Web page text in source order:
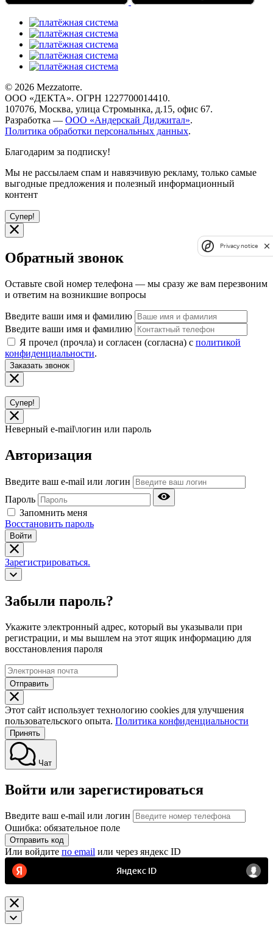
© 2026 Mezzatorre.
ООО «ДЕКТА». ОГРН 1227700014410.
107076, Москва, улица Стромынка, д.15, офис 67.
Разработка — ООО «Андерскай Диджитал».
Политика обработки персональных данных.
Благодарим за подписку!
Мы не рассылаем спам и навязчивую рекламу, только самые
выгодные предложения и полезный информационный
контент
Супер!
Обратный звонок
Оставьте свой номер телефона — мы сразу же вам перезвоним
и ответим на возникшие вопросы
Введите ваши имя и фамилию
Введите ваши имя и фамилию
Я прочел (прочла) и согласен (согласна) с политикой
конфиденциальности.
Заказать звонок
Супер!
Неверный e-mail\логин или пароль
Авторизация
Введите ваш e-mail или логин
Пароль
Запомнить меня
Восстановить пароль
Войти
Зарегистрироваться.
Забыли пароль?
Укажите электронный адрес, который вы указывали при
регистрации, и мы вышлем на этот ящик информацию для
восстановления пароля
Отправить
Этот сайт использует технологию cookies для улучшения
пользовательского опыта. Политика конфиденциальности
Принять
Чат
Войти или зарегистироваться
Введите ваш e-mail или логин
Ошибка: обязательное поле
Отправить код
Или войдите по email или через яндекс ID
Privacy notice